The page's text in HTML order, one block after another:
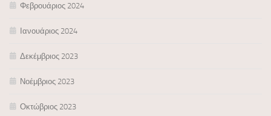
Φεβρουάριος 2024
Ιανουάριος 2024
Δεκέμβριος 2023
Νοέμβριος 2023
Οκτώβριος 2023